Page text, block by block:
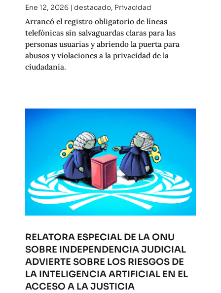
Ene 12, 2026| destacado, Privacidad
Arrancó el registro obligatorio de líneas
telefónicas sin salvaguardas claras para las
personas usuarias y abriendo la puerta para
abusos y violaciones a la privacidad de la
ciudadanía.
RELATORA ESPECIAL DE LA ONU
SOBRE INDEPENDENCIA JUDICIAL
ADVIERTE SOBRE LOS RIESGOS DE
LA INTELIGENCIA ARTIFICIAL EN EL
ACCESO A LA JUSTICIA